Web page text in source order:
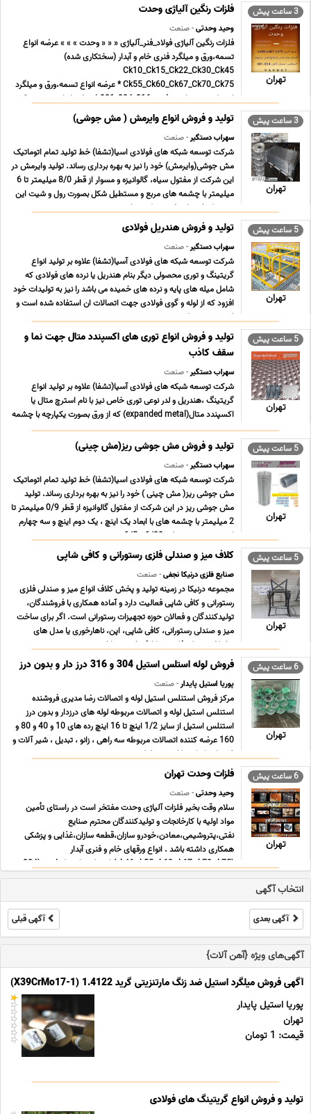
3 ساعت پیش
تهران
فلزات رنگین آلیاژی وحدت
وحید وحدتی- صنعت
فلزات رنگین آلیاژی فولاد_فنر_آلیاژی « « « وحدت » » » عرضه انواع
تسمه،ورق و میلگرد فنری خام و آبدار (سختکاری شده)
Ck10_Ck15_Ck22_Ck30_Ck45
Ck55_Ck60_Ck67_Ck70_Ck75 * عرضه انواع تسمه،ورق و میلگرد
استیل،شیم و لاتون فنری 316_304_301 * عرضه انواع تسمه،ورق و
میلگرد فسفربرنز،مس و برنج و ... ...
3 ساعت پیش
تهران
تولید و فروش انواع وایرمش ( مش جوشی)
سهراب دستگیر- صنعت
شرکت توسعه شبکه های فولادی اسیا(تشفا) خط تولید تمام اتوماتیک
مش جوشی(وایرمش) خود را نیز به بهره برداری رساند. تولید وایرمش در
این شرکت از مفتول سیاه، گالوانیزه و مسوار از قطر 8/0 میلیمتر تا 6
میلیمتر با چشمه های مربع و مستطیل شکل بصورت رول و شیت این
محصول خود را عرضه می کند.سایر ... ...
5 ساعت پیش
تهران
تولید و فروش هندریل فولادی
سهراب دستگیر- صنعت
شرکت توسعه شبکه های فولادی آسیا(تشفا) علاوه بر تولید انواع
گریتینگ و توری محصولی دیگر بنام هندریل یا نرده های فولادی که
شامل میله های پایه و نرده های خمیده می باشد را نیز به تولیدات خود
افزود که از لوله و گوی فولادی جهت اتصالات ان استفاده شده است و
این نوع هندریل بروز ترین روش تو ... ...
5 ساعت پیش
تهران
تولید و فروش انواع توری های اکسپندد متال جهت نما و
سقف کاذب
سهراب دستگیر- صنعت
شرکت توسعه شبکه های فولادی آسیا(تشفا) علاوه بر تولید انواع
گریتینگ ،هندریل و لدر نوعی توری خاص نیز با نام استرچ متال یا
اکسپندد متال(expanded metal) که از ورق بصورت یکپارچه با چشمه
های لوزی شکل و شش ضلعی تولید می گردد را به تولیدات خود افزوده
است. امکان تولید این نوع توری از جنس ... ...
5 ساعت پیش
تهران
تولید و فروش مش جوشی ریز(مش چینی)
سهراب دستگیر- صنعت
شرکت توسعه شبکه های فولادی اسیا(تشفا) خط تولید تمام اتوماتیک
مش جوشی ریز( مش چینی ) خود را نیز به بهره برداری رساند. تولید
مش جوشی ریز در این شرکت از مفتول گالوانیزه از قطر 0/9 میلیمتر تا
2 میلیمتر با چشمه های با ابعاد یک اینچ ، یک دوم اینچ و سه چهارم
اینچ و همچنین عرض 1/20 و 1/5 ... ...
5 ساعت پیش
تهران
کلاف میز و صندلی فلزی رستورانی و کافی شاپی
صنایع فلزی درنیکا نجفی- صنعت
مجموعه درنیکا در زمینه تولید و پخش کلاف انواع میز و صندلی فلزی
رستورانی و کافی شاپی فعالیت دارد و آماده همکاری با فروشندگان،
تولیدکنندگان و فعالان حوزه تجهیزات رستورانی است. اگر برای ساخت
میز و صندلی رستورانی، کافی شاپی، اپن، ناهارخوری یا مدل های
مختلف صندلی فلزی به کلاف خوش ساخت ... ...
6 ساعت پیش
تهران
فروش لوله استلس استیل 304 و 316 درز دار و بدون درز
پوریا استیل پایدار- صنعت
مرکز فروش استنلس استیل لوله و اتصالات رضا مدیری فروشنده
استنلس استیل لوله و اتصالات مربوطه لوله های درزدار و بدون درز
استنلس استیل از سایز 1/2 اینچ تا 16 اینچ رده های 10 و 40 و 80 و
160 عرضه کننده اتصالات مربوطه سه راهی ، زانو ، تبدیل ، شیر آلات و
غیره استاندارد دارای سرتیفیکیت و ... ...
6 ساعت پیش
تهران
فلزات وحدت تهران
وحید وحدتی- صنعت
سلام وقت بخیر فلزات آلیاژی وحدت مفتخر است در راستای تأمین
مواد اولیه با کارخانجات و تولیدکنندگان محترم صنایع
نفتی،پتروشیمی،معادن،خودرو سازان،قطعه سازان،غذایی و پزشکی
همکاری داشته باشد . انواع ورقهای خام و فنری آبدار
301) استی ... ...
انتخاب آگهی
آگهی بعدی آگهی قبلی
آگهی‌های ویژه {آهن آلات}
آگهی فروش میلگرد استیل ضد زنگ مارتنزیتی گرید 1.4122 (X39CrMo17-1)
پوریا استیل پایدار
تهران
قیمت: 1 تومان
تولید و فروش انواع گریتینگ های فولادی